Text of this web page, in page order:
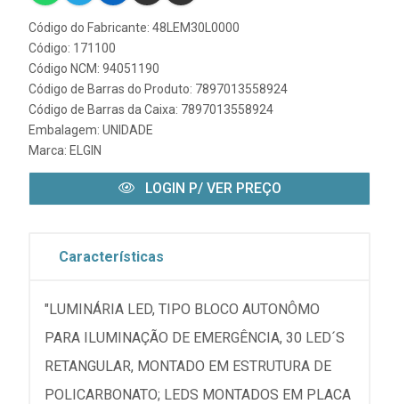
Código do Fabricante: 48LEM30L0000
Código: 171100
Código NCM: 94051190
Código de Barras do Produto: 7897013558924
Código de Barras da Caixa: 7897013558924
Embalagem: UNIDADE
Marca: ELGIN
LOGIN P/ VER PREÇO
Características
"LUMINÁRIA LED, TIPO BLOCO AUTONÔMO
PARA ILUMINAÇÃO DE EMERGÊNCIA, 30 LED´S
RETANGULAR, MONTADO EM ESTRUTURA DE
POLICARBONATO; LEDS MONTADOS EM PLACA